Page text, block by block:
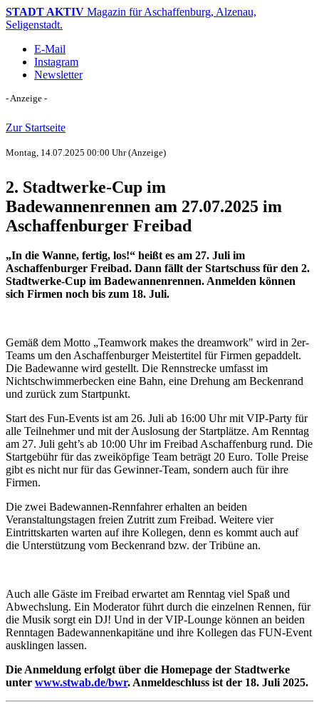
STADT AKTIV Magazin für Aschaffenburg, Alzenau,
Seligenstadt.
E-Mail
Instagram
Newsletter
- Anzeige -
Zur Startseite
Montag, 14.07.2025 00:00 Uhr(Anzeige)
2. Stadtwerke-Cup im
Badewannenrennen am 27.07.2025 im
Aschaffenburger Freibad
„In die Wanne, fertig, los!“ heißt es am 27. Juli im
Aschaffenburger Freibad. Dann fällt der Startschuss für den 2.
Stadtwerke-Cup im Badewannenrennen. Anmelden können
sich Firmen noch bis zum 18. Juli.
Gemäß dem Motto „Teamwork makes the dreamwork" wird in 2er-
Teams um den Aschaffenburger Meistertitel für Firmen gepaddelt.
Die Badewanne wird gestellt. Die Rennstrecke umfasst im
Nichtschwimmerbecken eine Bahn, eine Drehung am Beckenrand
und zurück zum Startpunkt.
Start des Fun-Events ist am 26. Juli ab 16:00 Uhr mit VIP-Party für
alle Teilnehmer und mit der Auslosung der Startplätze. Am Renntag
am 27. Juli geht’s ab 10:00 Uhr im Freibad Aschaffenburg rund. Die
Startgebühr für das zweiköpfige Team beträgt 20 Euro. Tolle Preise
gibt es nicht nur für das Gewinner-Team, sondern auch für ihre
Firmen.
Die zwei Badewannen-Rennfahrer erhalten an beiden
Veranstaltungstagen freien Zutritt zum Freibad. Weitere vier
Eintrittskarten warten auf ihre Kollegen, denn es kommt auch auf
die Unterstützung vom Beckenrand bzw. der Tribüne an.
Auch alle Gäste im Freibad erwartet am Renntag viel Spaß und
Abwechslung. Ein Moderator führt durch die einzelnen Rennen, für
die Musik sorgt ein DJ! Und in der VIP-Lounge können an beiden
Renntagen Badewannenkapitäne und ihre Kollegen das FUN-Event
ausklingen lassen.
Die Anmeldung erfolgt über die Homepage der Stadtwerke
unter www.stwab.de/bwr. Anmeldeschluss ist der 18. Juli 2025.